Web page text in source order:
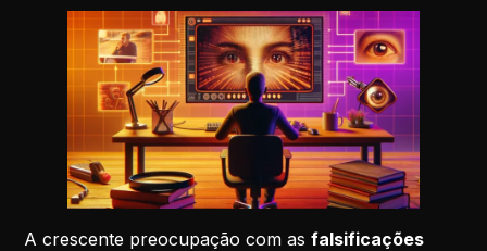
A crescente preocupação com asfalsificações